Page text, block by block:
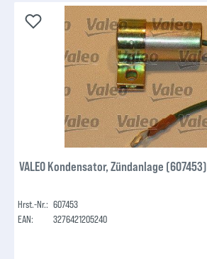
VALEO Kondensator, Zündanlage (607453)
Hrst.-Nr.: 607453
EAN:
3276421205240